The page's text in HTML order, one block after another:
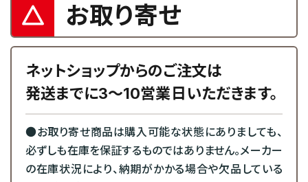
お取り寄せ
ネットショップからのご注文は
発送までに3～10営業日いただきます。
●お取り寄せ商品は購入可能な状態にありましても、
必ずしも在庫を保証するものではありません。メーカー
の在庫状況により、納期がかかる場合や欠品している